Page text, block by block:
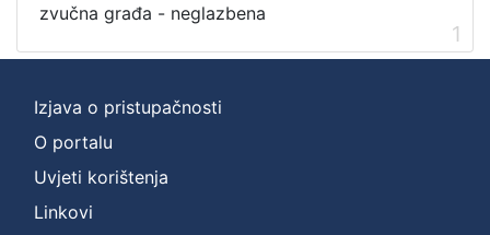
zvučna građa - neglazbena
1
Izjava o pristupačnosti
O portalu
Uvjeti korištenja
Linkovi